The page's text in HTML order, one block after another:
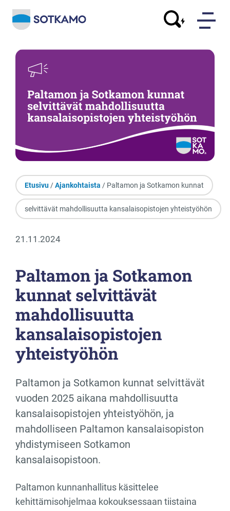
Etusivu/Ajankohtaista / Paltamon ja Sotkamon kunnat
selvittävät mahdollisuutta kansalaisopistojen yhteistyöhön
21.11.2024
Paltamon ja Sotkamon
kunnat selvittävät
mahdollisuutta
kansalaisopistojen
yhteistyöhön
Paltamon ja Sotkamon kunnat selvittävät
vuoden 2025 aikana mahdollisuutta
kansalaisopistojen yhteistyöhön, ja
mahdolliseen Paltamon kansalaisopiston
yhdistymiseen Sotkamon
kansalaisopistoon.
Paltamon kunnanhallitus käsittelee
kehittämisohjelmaa kokouksessaan tiistaina